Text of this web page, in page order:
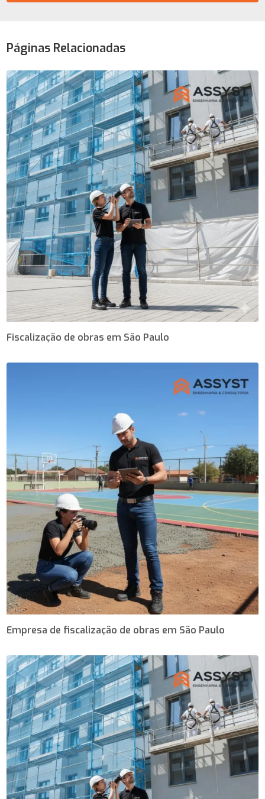
Páginas Relacionadas
Fiscalização de obras em São Paulo
Empresa de fiscalização de obras em São Paulo